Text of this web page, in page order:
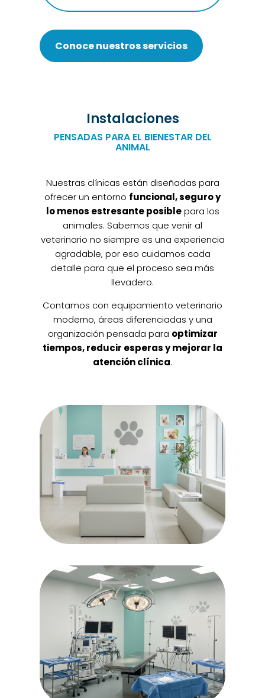
Conoce nuestros servicios
Instalaciones
PENSADAS PARA EL BIENESTAR DEL
ANIMAL
Nuestras clínicas están diseñadas para
ofrecer un entorno funcional, seguro y
lo menos estresante posiblepara los
animales. Sabemos que venir al
veterinario no siempre es una experiencia
agradable, por eso cuidamos cada
detalle para que el proceso sea más
llevadero.
Contamos con equipamiento veterinario
moderno, áreas diferenciadas y una
organización pensada para optimizar
tiempos, reducir esperas y mejorar la
atención clínica.